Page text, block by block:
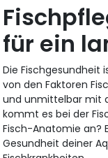
für ein
Die Fischgesundheit
von den Faktoren
und unmittelbar mit
kommt es bei der
Fisch-Anatomie an?
Gesundheit deiner